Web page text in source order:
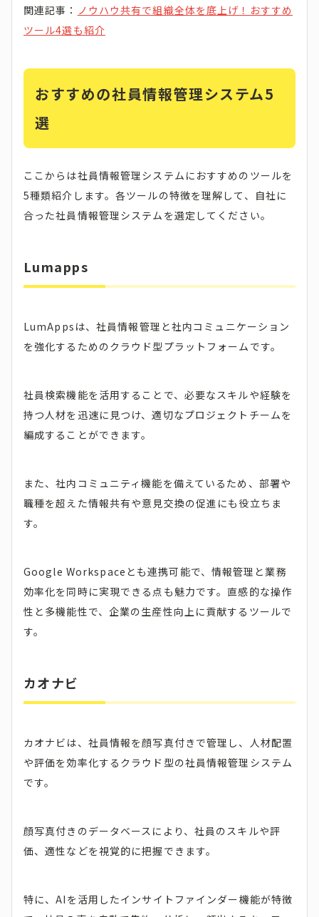
関連記事： ノウハウ共有で組織全体を底上げ！おすすめ
ツール4選も紹介
おすすめの社員情報管理システム5
選
ここからは社員情報管理システムにおすすめのツールを
5種類紹介します。各ツールの特徴を理解して、自社に
合った社員情報管理システムを選定してください。
Lumapps
LumAppsは、社員情報管理と社内コミュニケーション
を強化するためのクラウド型プラットフォームです。
社員検索機能を活用することで、必要なスキルや経験を
持つ人材を迅速に見つけ、適切なプロジェクトチームを
編成することができます。
また、社内コミュニティ機能を備えているため、部署や
職種を超えた情報共有や意見交換の促進にも役立ちま
す。
Google Workspaceとも連携可能で、情報管理と業務
効率化を同時に実現できる点も魅力です。直感的な操作
性と多機能性で、企業の生産性向上に貢献するツールで
す。
カオナビ
カオナビは、社員情報を顔写真付きで管理し、人材配置
や評価を効率化するクラウド型の社員情報管理システム
です。
顔写真付きのデータベースにより、社員のスキルや評
価、適性などを視覚的に把握できます。
特に、AIを活用したインサイトファインダー機能が特徴